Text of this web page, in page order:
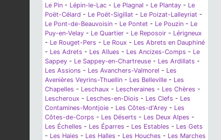
Le Pin - Lépin-le-Lac - Le Plagnal - Le Plantay - Le
Poët-Célard - Le Poët-Sigillat - Le Poizat-Lalleyriat -
Le Pont-de-Beauvoisin - Le Pontet - Le Pouzin - Le
Puy-en-Velay - Le Quartier - Le Reposoir - Lérigneux
- Le Rouget-Pers - Le Roux - Les Abrets en Dauphiné
- Les Adrets - Les Allues - Les Ancizes-Comps - Le
Sappey - Le Sappey-en-Chartreuse - Les Ardillats -
Les Assions - Les Avanchers-Valmorel - Les
Avenières Veyrins-Thuellin - Les Belleville - Les
Chapelles - Leschaux - Lescheraines - Les Chères -
Lescheroux - Lesches-en-Diois - Les Clefs - Les
Contamines-Montjoie - Les Côtes-d'Arey - Les
Côtes-de-Corps - Les Déserts - Les Deux Alpes -
Les Échelles - Les Éparres - Les Estables - Les Gets
- Les Haies - Les Halles - Les Houches - Les Marches